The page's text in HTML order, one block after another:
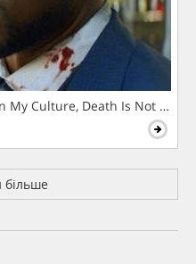
My Culture, Death Is Not The
більше